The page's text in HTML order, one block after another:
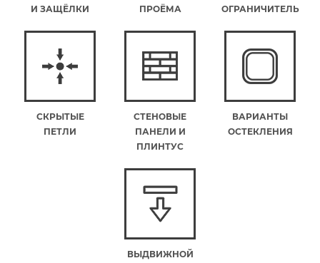
И ЗАЩЁЛКИ
ПРОЁМА
ОГРАНИЧИТЕЛЬ
СКРЫТЫЕ
ПЕТЛИ
СТЕНОВЫЕ
ПАНЕЛИ И
ПЛИНТУС
ВАРИАНТЫ
ОСТЕКЛЕНИЯ
ВЫДВИЖНОЙ